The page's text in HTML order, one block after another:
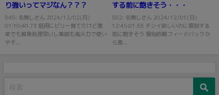
り強いってマジなん？？？
845: 名無しさん 2024/12/02(月)
01:10:40.73 塔用にビリー育てたけど激
変でも雑魚処理早いし集結も高火力で使い
やす...
する前に飽きそう・・・
502: 名無しさん 2024/12/01(日)
12:45:01.63 チンイ欲しいのに復刻する
前に飽きそう 復刻依頼フィードバックか
ら意...